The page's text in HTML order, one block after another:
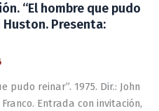
“El hombre que pudo
Huston. Presenta:
pudo reinar”. 1975. Dir.: John
Entrada con invitación,